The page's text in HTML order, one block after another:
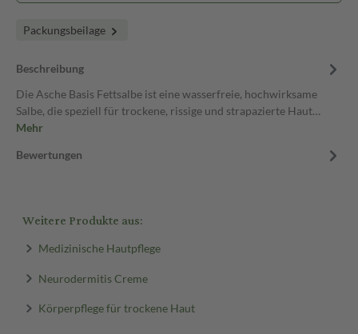
Packungsbeilage
Beschreibung
Die Asche Basis Fettsalbe ist eine wasserfreie, hochwirksame
Salbe, die speziell für trockene, rissige und strapazierte Haut…
Mehr
Bewertungen
Weitere Produkte aus:
Medizinische Hautpflege
Neurodermitis Creme
Körperpflege für trockene Haut